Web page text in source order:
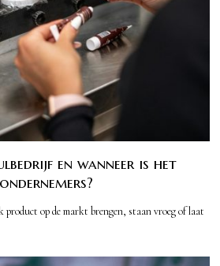
en wanneer is het
product op de markt brengen, staan vroeg of laat